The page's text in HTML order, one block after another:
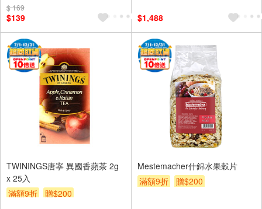
$ 169
$139
$1,488
TWININGS唐寧 異國香蘋茶 2g
x 25入
滿額9折
贈$200
Mestemacher什錦水果穀片
滿額9折
贈$200